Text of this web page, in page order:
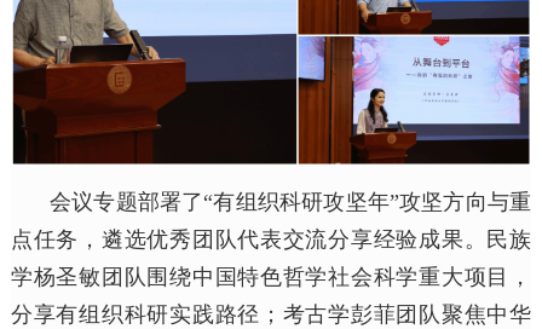
会议专题部署了“有组织科研攻坚年”攻坚方向与重
点任务，遴选优秀团队代表交流分享经验成果。民族
学杨圣敏团队围绕中国特色哲学社会科学重大项目，
分享有组织科研实践路径；考古学彭菲团队聚焦中华